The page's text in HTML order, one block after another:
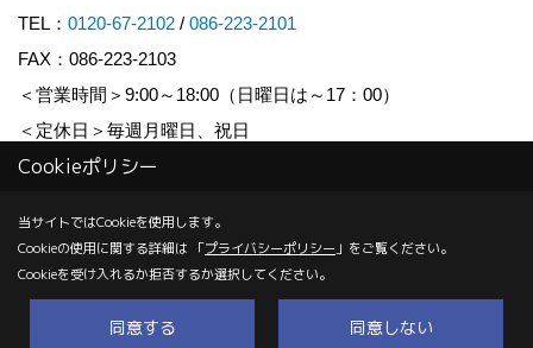
TEL： 0120-67-2102 / 086-223-2101
FAX：086-223-2103
＜営業時間＞9:00～18:00（日曜日は～17：00）
＜定休日＞毎週月曜日、祝日
Copyright (c) COM HOUSHING Inc. All Rights Reserved.
Produced byゴデスクリエイト
Cookieポリシー
当サイトではCookieを使用します。
Cookieの使用に関する詳細は 「プライバシーポリシー 」をご覧ください。
Cookieを受け入れるか拒否するか選択してください。
同意する 同意しない